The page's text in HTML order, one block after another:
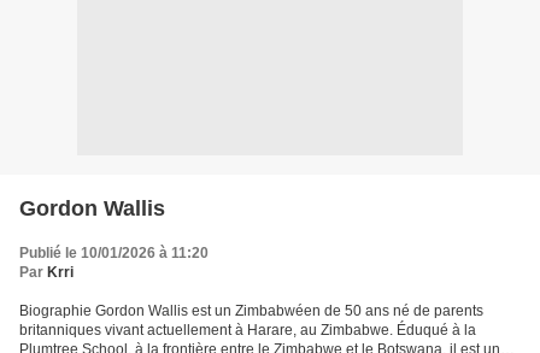
Gordon Wallis
Publié le 10/01/2026 à 11:20
Par Krri
Biographie Gordon Wallis est un Zimbabwéen de 50 ans né de parents
britanniques vivant actuellement à Harare, au Zimbabwe. Éduqué à la
Plumtree School, à la frontière entre le Zimbabwe et le Botswana, il est un